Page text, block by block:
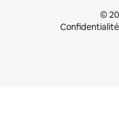
©
Confidentialité